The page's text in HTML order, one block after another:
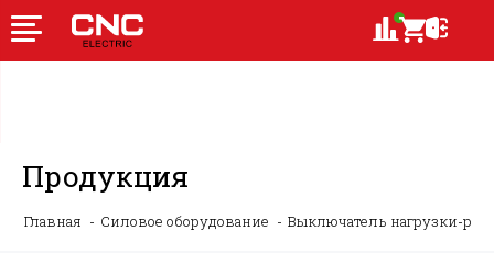
Продукция
Главная Силовое оборудование Выключатель нагрузки-